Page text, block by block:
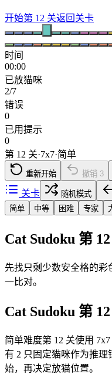
开始第 12 关返回关卡
时间
00:00
已放猫咪
2/7
错误
0
已用提示
0
第 12 关·7x7·简单
重新开始 撤销 3
关卡 随机模式
简单
中等 困难 专家
Cat Sudoku 第
先找只剩少数安全格的彩
一比对。
Cat Sudoku 第
简单难度第 12 关使用
有 2 只固定猫咪作为推
始，再决定放猫位置。